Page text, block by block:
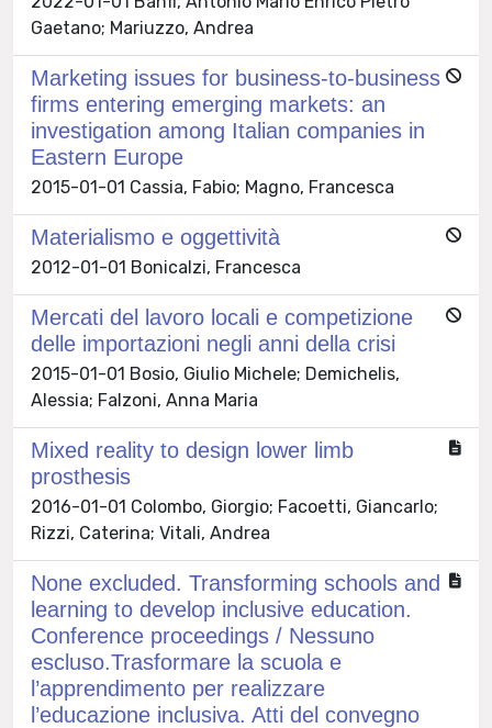
Gaetano; Mariuzzo, Andrea
Marketing issues for business-to-business
firms entering emerging markets: an
investigation among Italian companies in
Eastern Europe
2015-01-01 Cassia, Fabio; Magno, Francesca
Materialismo e oggettività
2012-01-01 Bonicalzi, Francesca
Mercati del lavoro locali e competizione
delle importazioni negli anni della crisi
2015-01-01 Bosio, Giulio Michele; Demichelis,
Alessia; Falzoni, Anna Maria
Mixed reality to design lower limb
prosthesis
2016-01-01 Colombo, Giorgio; Facoetti, Giancarlo;
Rizzi, Caterina; Vitali, Andrea
None excluded. Transforming schools and
learning to develop inclusive education.
Conference proceedings / Nessuno
escluso.Trasformare la scuola e
l’apprendimento per realizzare
l’educazione inclusiva. Atti del convegno